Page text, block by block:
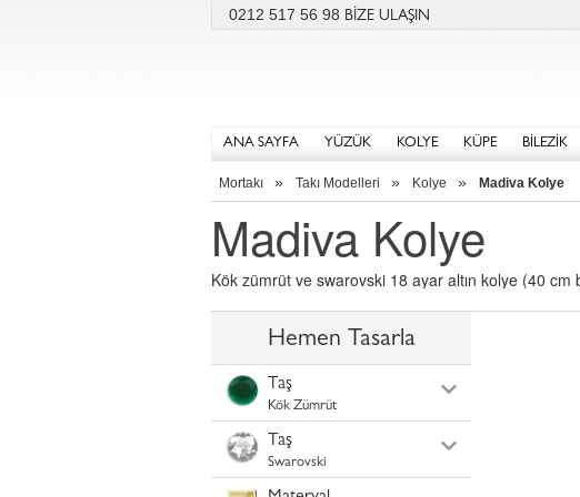
0212 517 56 98 BİZE ULAŞIN
ANA SAYFA YÜZÜK KOLYE KÜPE BİLEZİK
Mortakı » Takı Modelleri » Kolye » Madiva Kolye
Madiva Kolye
Kök zümrüt ve swarovski 18 ayar altın kolye (40 cm
Hemen Tasarla
Taş
Kök Zümrüt
Taş
Swarovski